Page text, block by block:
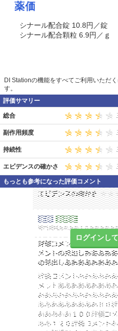
薬価
シナール配合錠 10.8円／錠
シナール配合顆粒 6.9円／ｇ
DI Stationの機能をすべてご利用いただく
す。
評価サマリー
総合
副作用頻度
持続性
エビデンスの確かさ
もっとも参考になった評価コメント
ログインし